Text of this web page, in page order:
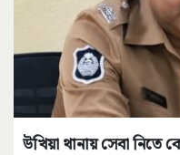
উখিয়া থানায় সেবা